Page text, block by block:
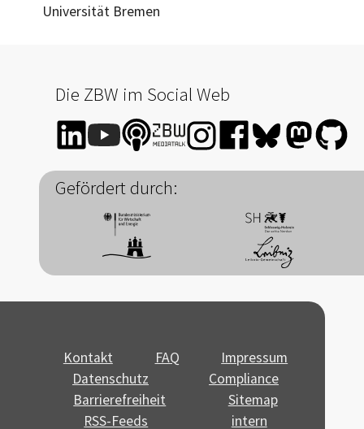
Universität Bremen
Die ZBW im Social Web
Gefördert durch:
Kontakt FAQ
Impressum
Datenschutz
Compliance
Barrierefreiheit
Sitemap
RSS-Feeds
intern